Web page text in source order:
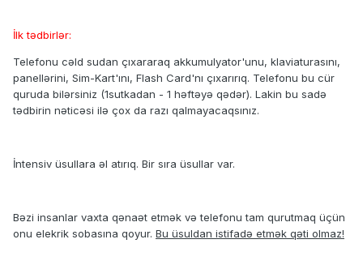
İlk tədbirlər:
Telefonu cəld sudan çıxararaq akkumulyator'unu, klaviaturasını,
panellərini, Sim-Kart'ını, Flash Card'nı çıxarırıq. Telefonu bu cür
quruda bilərsiniz (1sutkadan - 1 həftəyə qədər). Lakin bu sadə
tədbirin nəticəsi ilə çox da razı qalmayacaqsınız.
İntensiv üsullara əl atırıq. Bir sıra üsullar var.
Bəzi insanlar vaxta qənaət etmək və telefonu tam qurutmaq üçün
onu elekrik sobasına qoyur. Bu üsuldan istifadə etmək qəti olmaz!